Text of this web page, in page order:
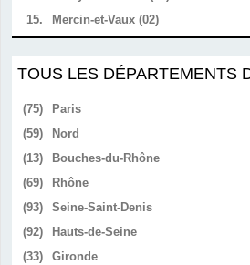
15.
Mercin-et-Vaux (02)
TOUS LES DÉPARTEMENTS
(75)
Paris
(59)
Nord
(13)
Bouches-du-Rhône
(69)
Rhône
(93)
Seine-Saint-Denis
(92)
Hauts-de-Seine
(33)
Gironde